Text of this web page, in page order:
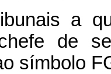
a
de
símbolo